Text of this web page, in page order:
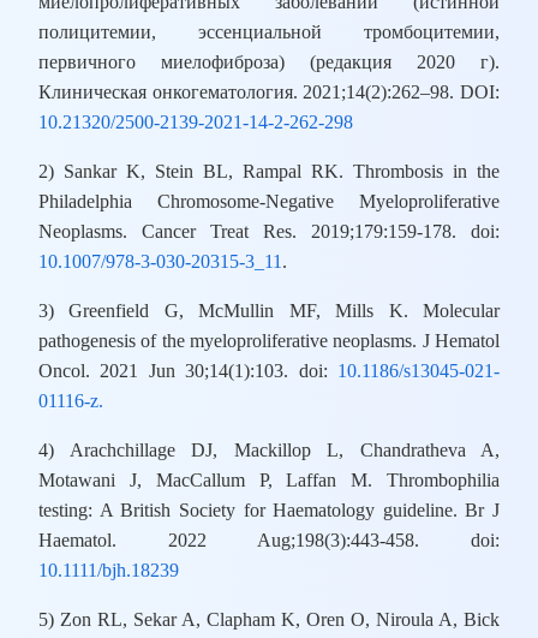
полицитемии, эссенциальной тромбоцитемии,
первичного миелофиброза) (редакция 2020 г).
Клиническая онкогематология. 2021;14(2):262–98. DOI:
10.21320/2500-2139-2021-14-2-262-298
2) Sankar K, Stein BL, Rampal RK. Thrombosis in the
Philadelphia Chromosome-Negative Myeloproliferative
Neoplasms. Cancer Treat Res. 2019;179:159-178. doi:
10.1007/978-3-030-20315-3_11 .
3) Greenfield G, McMullin MF, Mills K. Molecular
pathogenesis of the myeloproliferative neoplasms. J Hematol
Oncol. 2021 Jun 30;14(1):103. doi: 10.1186/s13045-021-
01116-z.
4) Arachchillage DJ, Mackillop L, Chandratheva A,
Motawani J, MacCallum P, Laffan M. Thrombophilia
testing: A British Society for Haematology guideline. Br J
Haematol. 2022 Aug;198(3):443-458. doi:
10.1111/bjh.18239
5) Zon RL, Sekar A, Clapham K, Oren O, Niroula A, Bick